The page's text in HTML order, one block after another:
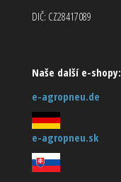
DIČ: CZ28417089
Naše další e-shopy:
e-agropneu.de
e-agropneu.sk